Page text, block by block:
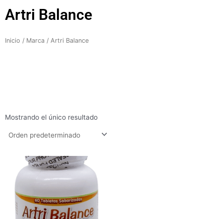
Artri Balance
Inicio / Marca / Artri Balance
Mostrando el único resultado